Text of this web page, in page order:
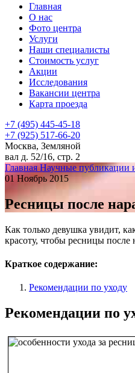
Главная
О нас
Фото центра
Услуги
Наши специалисты
Стоимость услуг
Акции
Исследования
Вакансии центра
Карта проезда
+7 (495) 445-45-18
+7 (925) 517-66-20
Москва, Земляной
вал д. 52/16, стр. 2
ГлавнаяНаучные публикации
01 Ноябрь 2015
Ресницы после
Как только девушка увидит,
красоту, чтобы ресницы
Краткое содержание:
Рекомендации по уходу
Рекомендации по